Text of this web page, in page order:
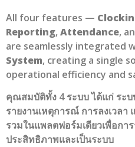
All four features —
Reporting, Attendance,
are seamlessly integrated
System, creating a single
operational efficiency and
คุณสมบัติทั้ง 4 ระบบ ได้แก่ ระบ
รายงานเหตุการณ์ การลงเวลา
รวมในแพลตฟอร์มเดียวเพื่อก
ประสิทธิภาพและเป็นระบบ